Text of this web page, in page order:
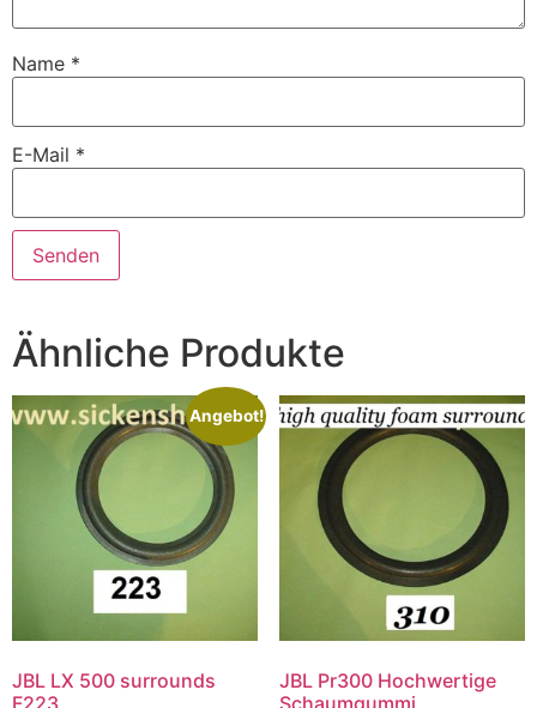
Name *
E-Mail *
Ähnliche Produkte
Angebot!
JBL LX 500 surrounds
F223
JBL Pr300 Hochwertige
Schaumgummi